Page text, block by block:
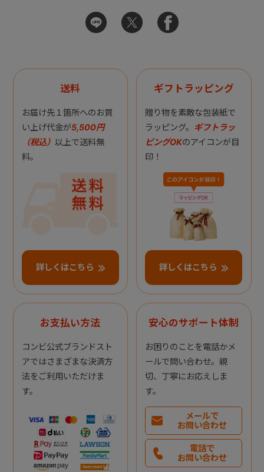
送料
お届け先１箇所へのお買
い上げ代金が5,500円
（税込） 以上で送料無
料。
詳しくはこちら
ギフトラッピング
贈り物を素敵な包装紙で
ラッピング。 ギフトラッ
ピングOKのアイコンが目
印！
詳しくはこちら
お支払い方法
コンビ公式ブランドスト
アではさまざまな決済方
法をご利用いただけま
す。
安心のサポート体制
お困りのことを電話かメ
ールで問い合わせ。親
切、丁寧にお応えしま
す。
メールで
お問い合わせ
電話で
お問い合わせ